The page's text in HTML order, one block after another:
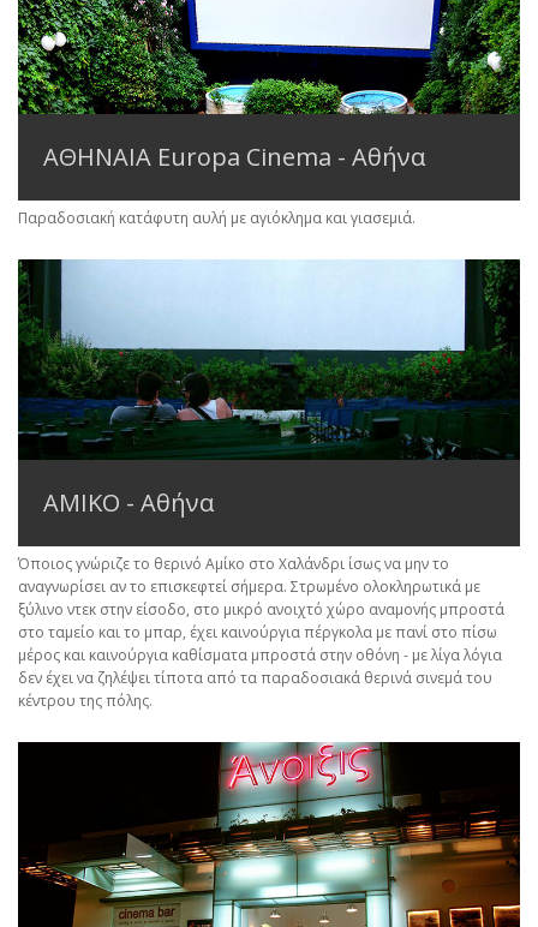
ΑΘΗΝΑΙΑ Europa Cinema - Αθήνα
Παραδοσιακή κατάφυτη αυλή με αγιόκλημα και γιασεμιά.
ΑΜΙΚΟ - Αθήνα
Όποιος γνώριζε το θερινό Αμίκο στο Χαλάνδρι ίσως να μην το
αναγνωρίσει αν το επισκεφτεί σήμερα. Στρωμένο ολοκληρωτικά με
ξύλινο ντεκ στην είσοδο, στο μικρό ανοιχτό χώρο αναμονής μπροστά
στο ταμείο και το μπαρ, έχει καινούργια πέργκολα με πανί στο πίσω
μέρος και καινούργια καθίσματα μπροστά στην οθόνη - με λίγα λόγια
δεν έχει να ζηλέψει τίποτα από τα παραδοσιακά θερινά σινεμά του
κέντρου της πόλης.